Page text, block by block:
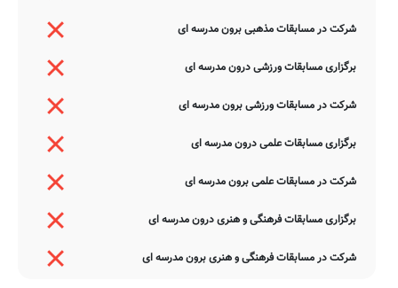
شرکت در مسابقات مذهبی برون مدرسه ای
برگزاری مسابقات ورزشی درون مدرسه ای
شرکت در مسابقات ورزشی برون مدرسه ای
برگزاری مسابقات علمی درون مدرسه ای
شرکت در مسابقات علمی برون مدرسه ای
برگزاری مسابقات فرهنگی و هنری درون مدرسه ای
شرکت در مسابقات فرهنگی و هنری برون مدرسه ای